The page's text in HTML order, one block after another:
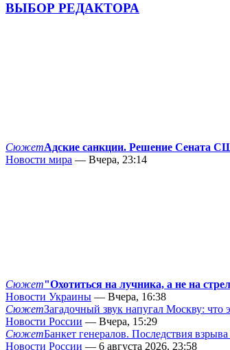
ВЫБОР РЕДАКТОРА
СюжетАдские санкции. Решение Сената
Новости мира — Вчера, 23:14
Сюжет"Охотиться на лучника, а не на
Новости Украины — Вчера, 16:38
СюжетЗагадочный звук напугал Москву: что
Новости России — Вчера, 15:29
СюжетБанкет генералов. Последствия
Новости России — 6 августа 2026, 23:58